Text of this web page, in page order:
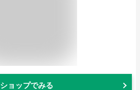
ショップでみる